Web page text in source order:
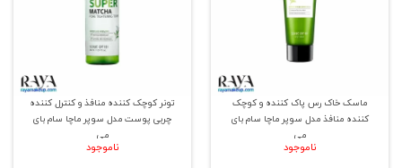
ماسک خاک رس پاک کننده و کوچک
کننده منافذ مدل سوپر ماچا سام بای
می
ناموجود
تونر کوچک کننده منافذ و کنترل کننده
چربی پوست مدل سوپر ماچا سام بای
می
ناموجود